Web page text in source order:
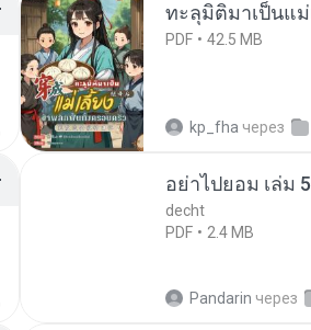
ทะลุมิติมาเป็นแ
PDF 42.5 MB
kp_fha через
อย่าไปยอม เล่ม
decht
PDF
2.4 MB
Pandarin через